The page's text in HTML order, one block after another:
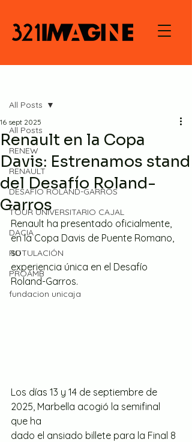
All Posts
RENEW
RENAULT
DESAFÍO ROLAND-GARROS
TOUR UNIVERSITARIO CAJAL
DACIA
ROTULACIÓN
PROAMB
fundacion unicaja
All Posts
Renault en la Copa
Davis: Estrenamos stand
del Desafío Roland-
Garros
16 sept 2025
Renault ha presentado oficialmente,
en la Copa Davis de Puente Romano,
su
experiencia única en el Desafío
Roland-Garros.
Los días 13 y 14 de septiembre de
2025, Marbella acogió la semifinal
que ha
dado el ansiado billete para la Final 8